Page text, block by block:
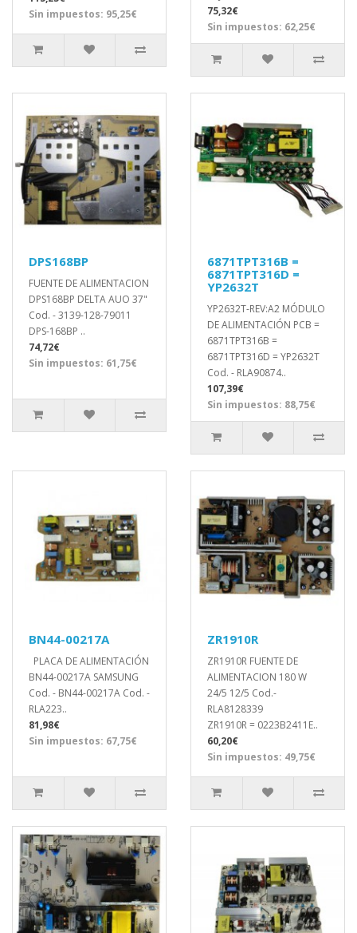
Sin impuestos: 95,25€
75,32€
Sin impuestos: 62,25€
DPS168BP
FUENTE DE ALIMENTACION
DPS168BP DELTA AUO 37"
Cod. - 3139-128-79011
DPS-168BP ..
74,72€
Sin impuestos: 61,75€
6871TPT316B =
6871TPT316D =
YP2632T
YP2632T-REV:A2 MÓDULO
DE ALIMENTACIÓN PCB =
6871TPT316B =
6871TPT316D = YP2632T
Cod. - RLA90874..
107,39€
Sin impuestos: 88,75€
BN44-00217A
PLACA DE ALIMENTACIÓN
BN44-00217A SAMSUNG
Cod. - BN44-00217A Cod. -
RLA223..
81,98€
Sin impuestos: 67,75€
ZR1910R
ZR1910R FUENTE DE
ALIMENTACION 180 W
24/5 12/5 Cod.-
RLA8128339
ZR1910R = 0223B2411E..
60,20€
Sin impuestos: 49,75€